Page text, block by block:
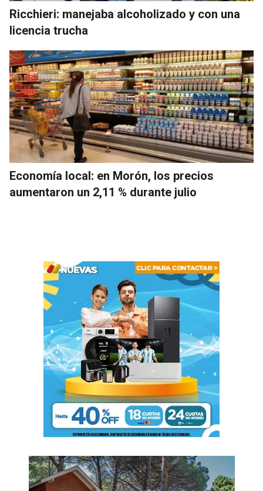
Ricchieri: manejaba alcoholizado y con una
licencia trucha
Economía local: en Morón, los precios
aumentaron un 2,11 % durante julio